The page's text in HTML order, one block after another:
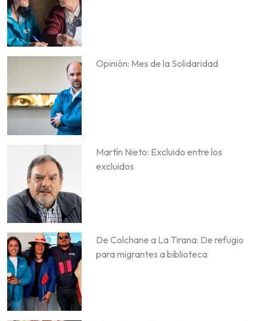
Opinión: Mes de la Solidaridad
Martín Nieto: Excluido entre los
excluidos
De Colchane a La Tirana: De refugio
para migrantes a biblioteca